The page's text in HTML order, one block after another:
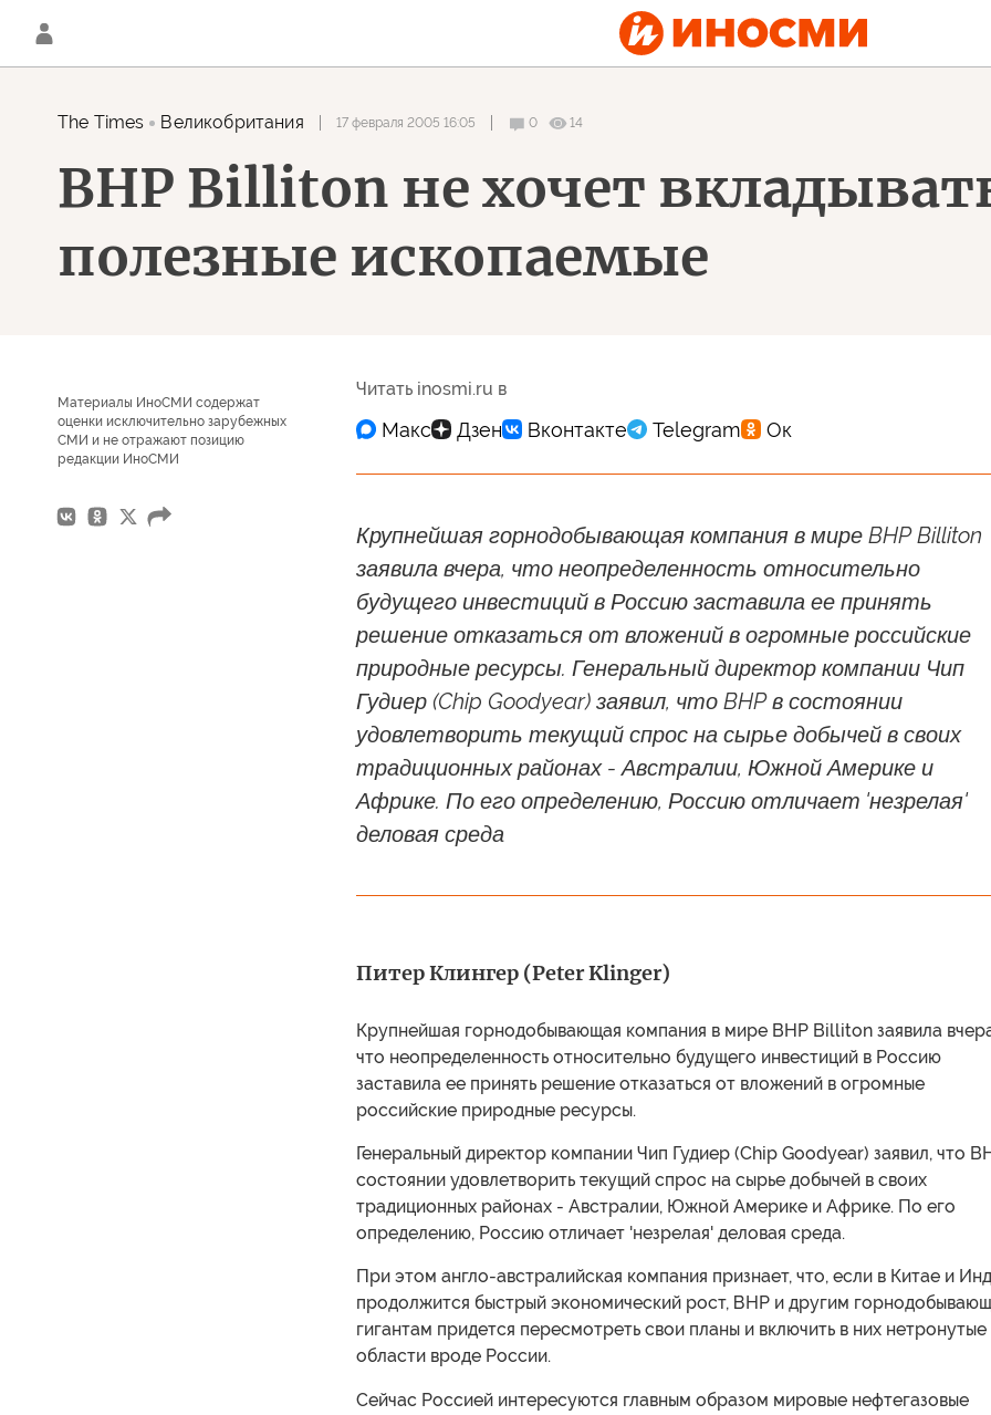
The Times Великобритания 17 февраля 2005 16:05 0 14
BHP Billiton не хочет
полезные ископаемые
Материалы ИноСМИ содержат
оценки исключительно зарубежных
СМИ и не отражают позицию
редакции ИноСМИ
Читать inosmi.ru в
Крупнейшая горнодобывающая компания в мире BHP Billiton
заявила вчера, что неопределенность относительно
будущего инвестиций в Россию заставила ее принять
решение отказаться от вложений в огромные российские
природные ресурсы. Генеральный директор компании Чип
Гудиер (Chip Goodyear) заявил, что BHP в состоянии
удовлетворить текущий спрос на сырье добычей в своих
традиционных районах - Австралии, Южной Америке и
Африке. По его определению, Россию отличает 'незрелая'
деловая среда
Питер Клингер (Peter Klinger)
Крупнейшая горнодобывающая компания в мире BHP Billiton заявила
что неопределенность относительно будущего инвестиций в Россию
заставила ее принять решение отказаться от вложений в огромные
российские природные ресурсы.
Генеральный директор компании Чип Гудиер (Chip Goodyear) заявил, что
состоянии удовлетворить текущий спрос на сырье добычей в своих
традиционных районах - Австралии, Южной Америке и Африке. По его
определению, Россию отличает 'незрелая' деловая среда.
При этом англо-австралийская компания признает, что, если в Китае и
продолжится быстрый экономический рост, ВНР и другим
гигантам придется пересмотреть свои планы и включить в них нетронутые
области вроде России.
Сейчас Россией интересуются главным образом мировые нефтегазовые